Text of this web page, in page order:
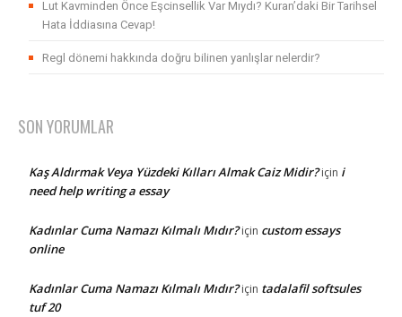
Lut Kavminden Önce Eşcinsellik Var Mıydı? Kuran’daki Bir Tarihsel
Hata İddiasına Cevap!
Regl dönemi hakkında doğru bilinen yanlışlar nelerdir?
SON YORUMLAR
Kaş Aldırmak Veya Yüzdeki Kılları Almak Caiz Midir?için i
need help writing a essay
Kadınlar Cuma Namazı Kılmalı Mıdır?için custom essays
online
Kadınlar Cuma Namazı Kılmalı Mıdır?için tadalafil softsules
tuf 20